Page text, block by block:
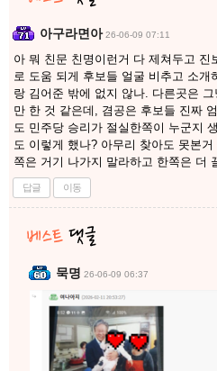
아구라면아 26-06-09 07:11
아 뭐 친문 친명이런거 다 제쳐두고 진
로 도움 되게 후보들 얼굴 비추고 소개
랑 김어준 밖에 없지 않나. 다른곳은
만 한 것 같은데, 겸공은 후보들 진짜
도 민주당 승리가 절실한쪽이 누군지
도 이렇게 했나? 아무리 찾아도 못본
쪽은 거기 나가지 말라하고 한쪽은 더
답글 이동
묵명 26-06-09 06:37